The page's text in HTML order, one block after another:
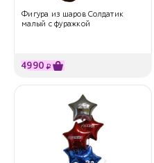
Фигура из шаров Солдатик
малый с фуражкой
4990 ₽